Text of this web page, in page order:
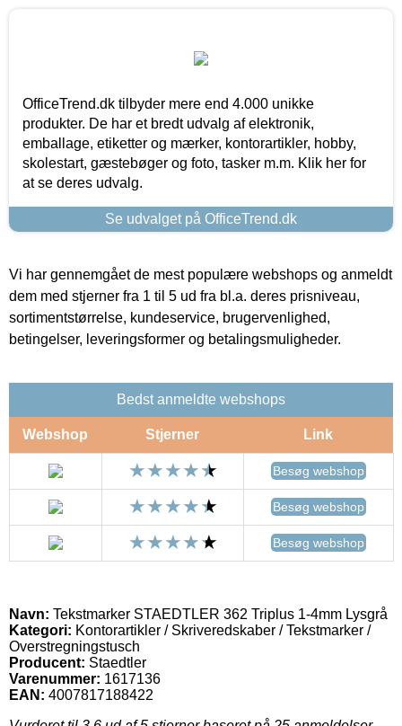
OfficeTrend.dk tilbyder mere end 4.000 unikke
produkter. De har et bredt udvalg af elektronik,
emballage, etiketter og mærker, kontorartikler, hobby,
skolestart, gæstebøger og foto, tasker m.m. Klik her for
at se deres udvalg.
Se udvalget på OfficeTrend.dk
Vi har gennemgået de mest populære webshops og anmeldt
dem med stjerner fra 1 til 5 ud fra bl.a. deres prisniveau,
sortimentstørrelse, kundeservice, brugervenlighed,
betingelser, leveringsformer og betalingsmuligheder.
Bedst anmeldte webshops
Webshop Stjerner Link
Besøg webshop
Besøg webshop
Besøg webshop
Navn: Tekstmarker STAEDTLER 362 Triplus 1-4mm Lysgrå
Kategori: Kontorartikler / Skriveredskaber / Tekstmarker /
Overstregningstusch
Producent: Staedtler
Varenummer: 1617136
EAN: 4007817188422